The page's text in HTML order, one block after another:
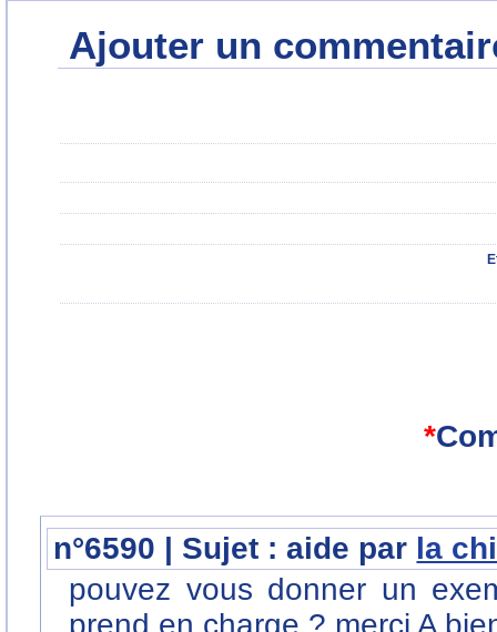
Ajouter un
*
n°6590 | Sujet : aide par la
pouvez vous donner un
prend en charge ? merci A